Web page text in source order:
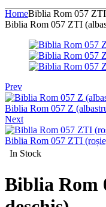
HomeBiblia Rom 057 ZTI
Biblia Rom 057 ZTI
Prev
Biblia Rom 057 Z
Next
Biblia Rom 057 ZTI
In Stock
Biblia Rom